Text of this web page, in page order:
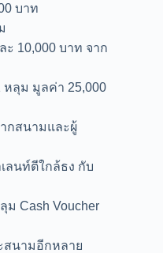
บาท
ะ 10,000 บาท จาก
หลุม มูลค่า 25,000
กสนามและผู้
ลนท์ตีใกล้ธง กับ
ม Cash Voucher
สนามอีกหลาย